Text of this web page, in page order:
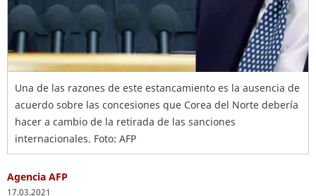
Una de las razones de este estancamiento es la ausencia de
acuerdo sobre las concesiones que Corea del Norte debería
hacer a cambio de la retirada de las sanciones
internacionales. Foto: AFP
Agencia AFP
17.03.2021